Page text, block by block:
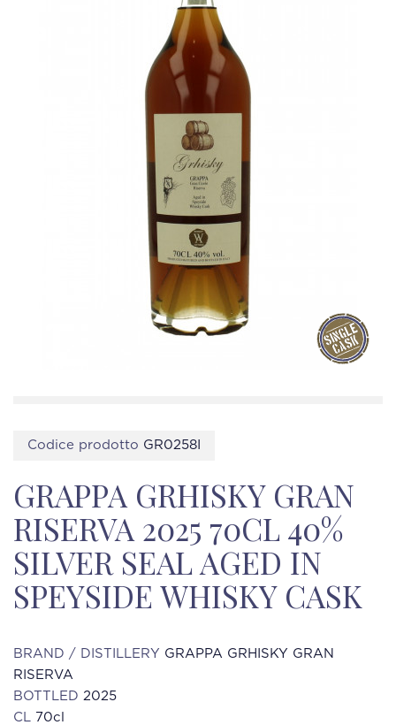
Codice prodotto GR0258I
GRAPPA GRHISKY GRAN
RISERVA 2025 70CL 40%
SILVER SEAL AGED IN
SPEYSIDE WHISKY CASK
BRAND / DISTILLERY GRAPPA GRHISKY GRAN
RISERVA
BOTTLED 2025
CL 70cl